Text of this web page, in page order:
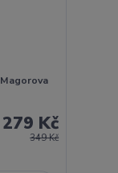
349 Kč
279 Kč